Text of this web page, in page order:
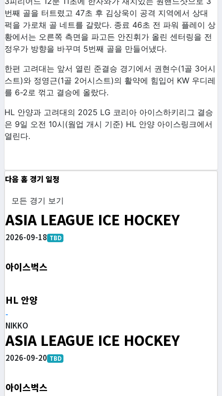
번째 골을 터트렸고 47초 후 김상욱이 공격 지역에서 상대
퍽을 가로채 골 네트를 갈랐다. 종료 46초 전 파워 플레이 상
황에서는 오른쪽 측면을 파고든 안진휘가 올린 센터링을 전
정우가 방향을 바꾸며 5번째 골을 만들어냈다.
한편 고려대는 앞서 열린 준결승 경기에서 권현수(1골 3어시
스트)와 정영근(1골 2어시스트)의 활약에 힘입어 KW 우디레
를 6-2로 꺾고 결승에 올랐다.
HL 안양과 고려대의 2025 LG 코리아 아이스하키리그 결승
은 9일 오전 10시(웜업 개시 기준) HL 안양 아이스링크에서
열린다.
다음 홈 경기 일정
모든 경기 보기
ASIA LEAGUE ICE HOCKEY
2026-09-18 TBD
아이스벅스
HL 안양
-
NIKKO
ASIA LEAGUE ICE HOCKEY
2026-09-20 TBD
아이스벅스